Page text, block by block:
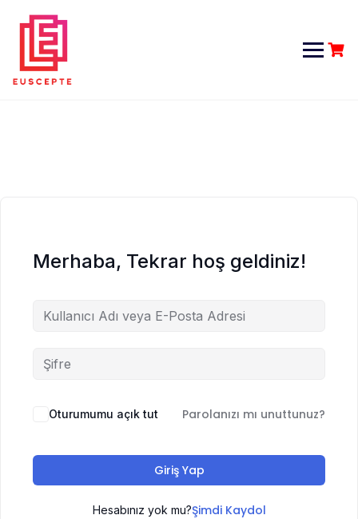
content
Merhaba, Tekrar hoş geldiniz!
Oturumumu açık tut Parolanızı mı unuttunuz?
Giriş Yap
Hesabınız yok mu?Şimdi Kaydol